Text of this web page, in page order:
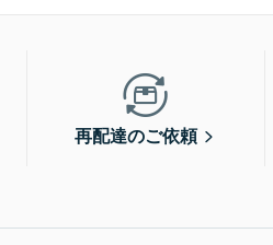
再配達のご依頼